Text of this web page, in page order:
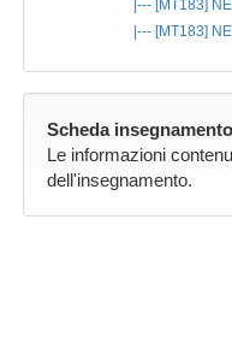
|--- [MT183]
|--- [MT183]
Scheda
Le informazioni
dell'insegnamento.